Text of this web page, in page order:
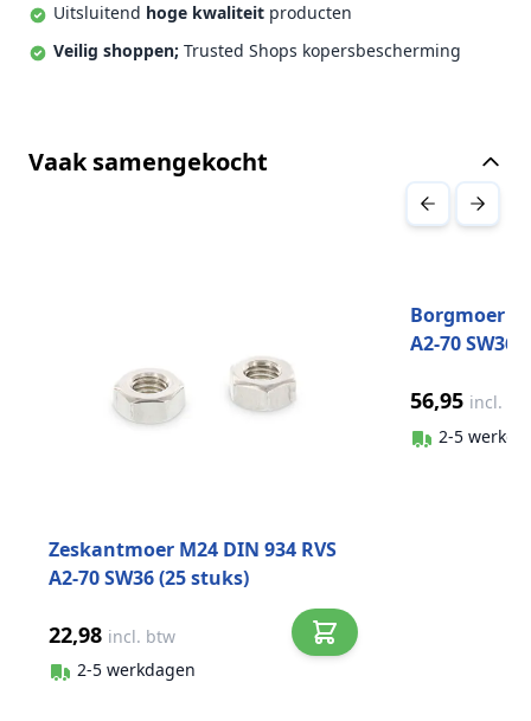
Uitsluitend hoge kwaliteit producten
Veilig shoppen; Trusted Shops kopersbescherming
Vaak samengekocht
Zeskantmoer M24 DIN 934 RVS
A2-70 SW36 (25 stuks)
22,98 incl. btw
2-5 werkdagen
Borgmoer
A2-70 SW36
56,95 incl.
2-5